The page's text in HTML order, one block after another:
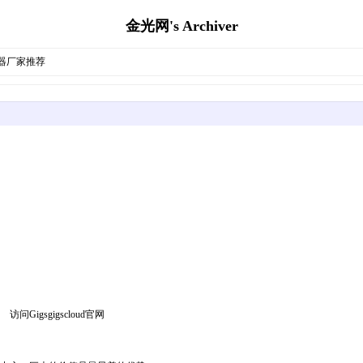
金光网's Archiver
厂家推荐
Gigsgigscloud官网